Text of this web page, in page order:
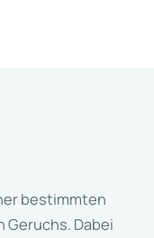
bestimmten
Geruchs. Dabei